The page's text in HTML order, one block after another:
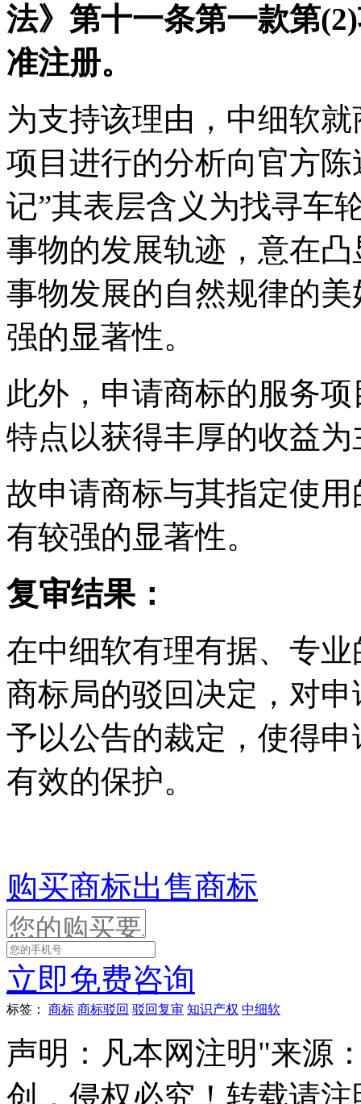
法》第十一条第一款第
准注册。
为支持该理由，中细软
项目进行的分析向官方
记”其表层含义为找寻车
事物的发展轨迹，意在
事物发展的自然规律的
强的显著性。
此外，申请商标的服务
特点以获得丰厚的收益为
故申请商标与其指定使
有较强的显著性。
复审结果：
在中细软有理有据、专
商标局的驳回决定，对
予以公告的裁定，使得
有效的保护。
购买商标出售商标
立即免费咨询
标签： 商标 商标驳回 驳回复审 知识产权 中细软
声明：凡本网注明"来源
创，侵权必究！转载请